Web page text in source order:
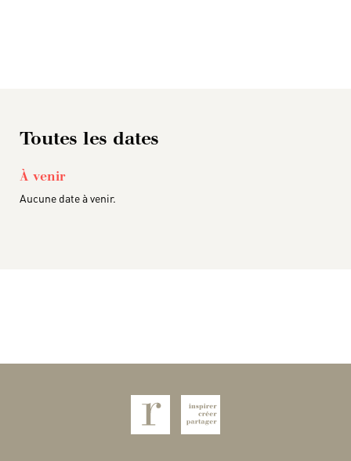
Toutes les dates
À venir
Aucune date à venir.